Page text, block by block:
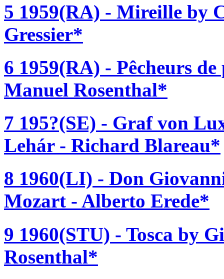
5 1959(RA) - Mireille by
Gressier*
6 1959(RA) - Pêcheurs
Manuel Rosenthal*
7 195?(SE) - Graf von
Lehár - Richard Blareau*
8 1960(LI) - Don
Mozart - Alberto Erede*
9 1960(STU) - Tosca by
Rosenthal*